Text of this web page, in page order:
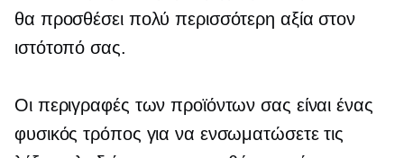
θα προσθέσει πολύ περισσότερη αξία στον
ιστότοπό σας.
Οι περιγραφές των προϊόντων σας είναι ένας
φυσικός τρόπος για να ενσωματώσετε τις